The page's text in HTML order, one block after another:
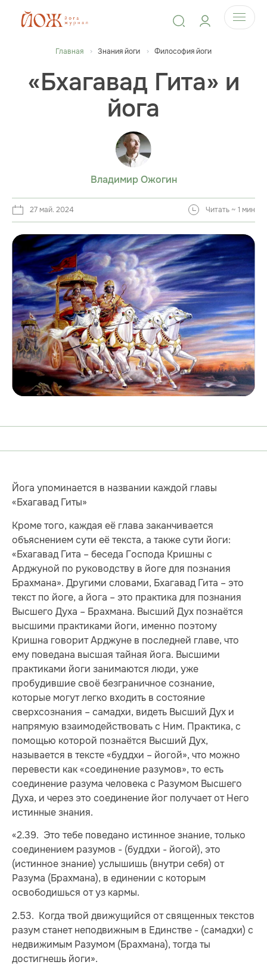
Главная Знания йоги Философия йоги
«Бхагавад Гита» и
йога
Владимир Ожогин
27 май. 2024 Читать ~ 1 мин
Йога упоминается в названии каждой главы
«Бхагавад Гиты»
Кроме того, каждая её глава заканчивается
объяснением сути её текста, а также сути йоги:
«Бхагавад Гита – беседа Господа Кришны с
Арджуной по руководству в йоге для познания
Брахмана». Другими словами, Бхагавад Гита – это
текст по йоге, а йога – это практика для познания
Высшего Духа – Брахмана. Высший Дух познаётся
высшими практиками йоги, именно поэтому
Кришна говорит Арджуне в последней главе, что
ему поведана высшая тайная йога. Высшими
практиками йоги занимаются люди, уже
пробудившие своё безграничное сознание,
которые могут легко входить в состояние
сверхсознания – самадхи, видеть Высший Дух и
напрямую взаимодействовать с Ним. Практика, с
помощью которой познаётся Высший Дух,
называется в тексте «буддхи – йогой», что можно
перевести как «соединение разумов», то есть
соединение разума человека с Разумом Высшего
Духа, и через это соединение йог получает от Него
истинные знания.
«2.39. Это тебе поведано истинное знание, только
соединением разумов - (буддхи - йогой), это
(истинное знание) услышишь (внутри себя) от
Разума (Брахмана), в единении с которым
освободишься от уз кармы.
2.53. Когда твой движущийся от священных текстов
разум станет неподвижным в Единстве - (самадхи) с
недвижимым Разумом (Брахмана), тогда ты
достигнешь йоги».